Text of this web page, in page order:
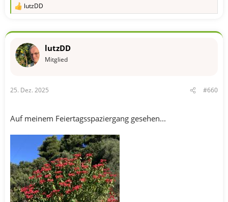
R
k
o
:
lutzDD
lutzDD
Mitglied
25. Dez. 2025 #660
Auf meinem Feiertagsspaziergang gesehen...